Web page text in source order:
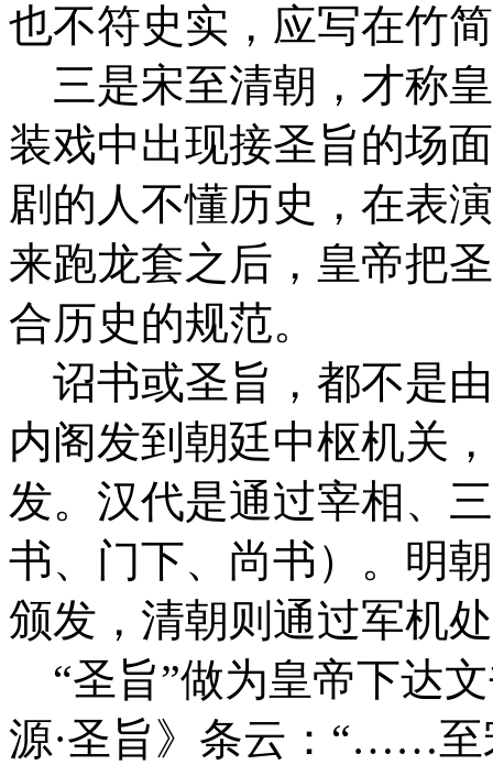
也不符史实，应写在竹
三是宋至清朝，才称
装戏中出现接圣 旨的场
剧的人不懂历史，在表
来跑龙套之后，皇帝把
合历史的规范。
诏书或圣旨，都不是
内阁发到朝廷中枢机关
发。汉代是通过宰相、
书、门下、尚书）。明
颁发， 清朝则通过军机
“圣旨”做为皇帝下达
源·圣旨》条云： “……至